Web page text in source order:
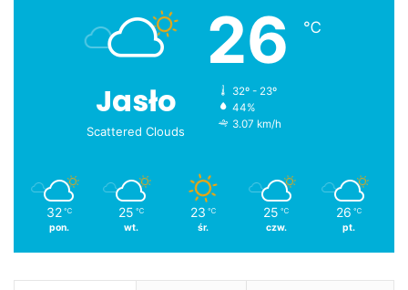
Jasło
Scattered Clouds
26 ℃
32º - 23º
44%
3.07 km/h
32 ℃
pon.
25 ℃
wt.
23 ℃
śr.
25 ℃
czw.
26 ℃
pt.